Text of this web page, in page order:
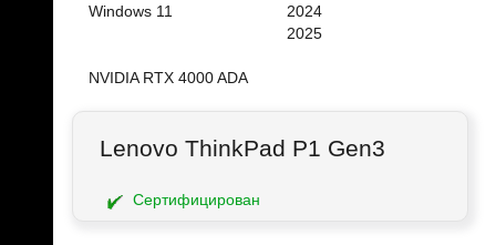
Windows 11
2024
2025
NVIDIA RTX 4000 ADA
Lenovo ThinkPad P1 Gen3
Сертифицирован